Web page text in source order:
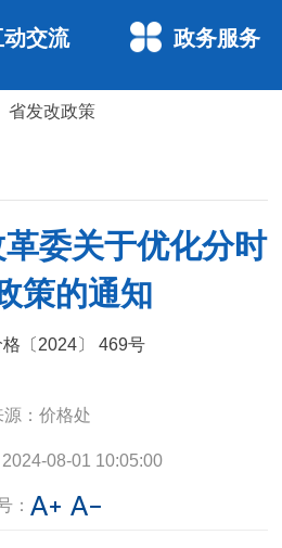
动交流 政务服务
省发改政策
委关于优化分时
策的通知
〔2024〕 469号
： 价格处
2024-08-01 10:05:00
：